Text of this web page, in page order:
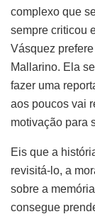
complexo que
sempre criticou
Vásquez
Mallarino. Ela
fazer uma
aos poucos vai
motivação para
Eis que a
revisitá-lo, a
sobre a
consegue